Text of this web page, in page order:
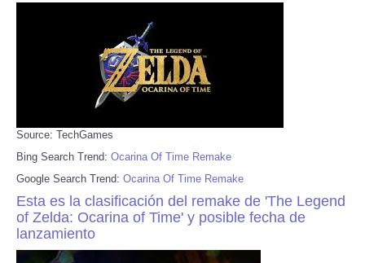
Source: TechGames
Bing Search Trend: Ocarina Of Time Remake
Google Search Trend: Ocarina Of Time Remake
Esta es la clasificación del remake de 'The Legend
of Zelda: Ocarina of Time' y posible fecha de
lanzamiento